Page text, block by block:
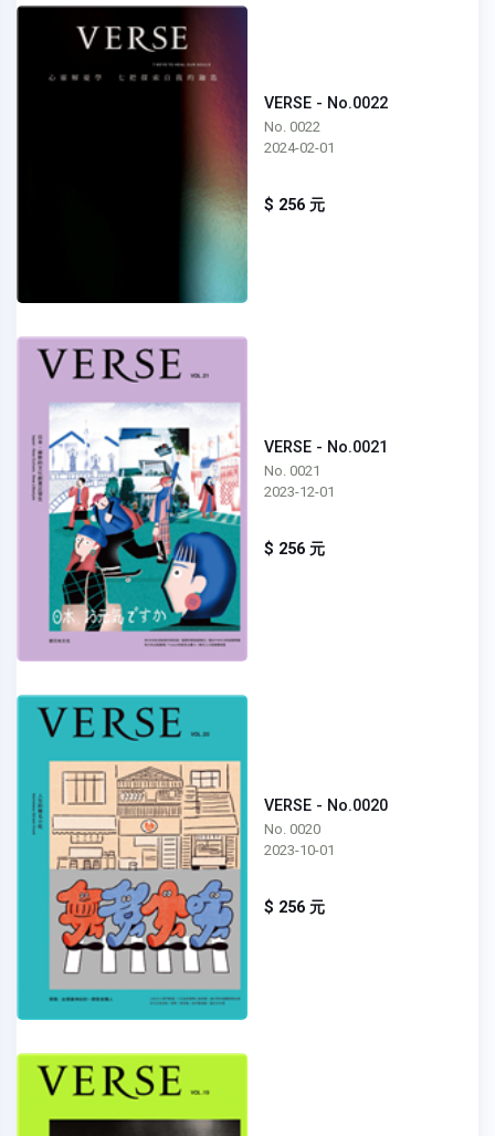
VERSE - No.0022
No. 0022
2024-02-01
$ 256 元
VERSE - No.0021
No. 0021
2023-12-01
$ 256 元
VERSE - No.0020
No. 0020
2023-10-01
$ 256 元